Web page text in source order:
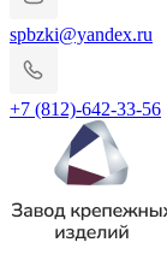
spbzki@yandex.ru
+7 (812)-642-33-56